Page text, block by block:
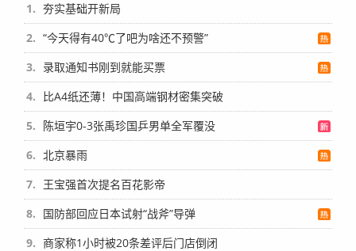
1
夯实基础开新局
2
“今天得有40℃了吧为啥还不预警”
3
录取通知书刚到就能买票
4
比A4纸还薄！中国高端钢材密集突破
5
陈垣宇0-3张禹珍国乒男单全军覆没
6
北京暴雨
7
王宝强首次提名百花影帝
8
国防部回应日本试射“战斧”导弹
9
商家称1小时被20条差评后门店倒闭